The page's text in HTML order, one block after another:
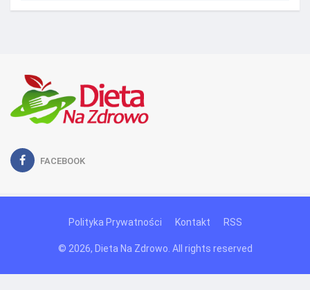
FACEBOOK
Polityka Prywatności Kontakt RSS
© 2026, Dieta Na Zdrowo. All rights reserved